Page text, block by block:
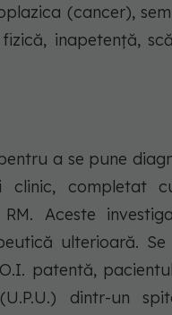
(cancer),
inapetență,
a se pune
clinic, completat
Aceste
ulterioară.
patentă,
dintr-un